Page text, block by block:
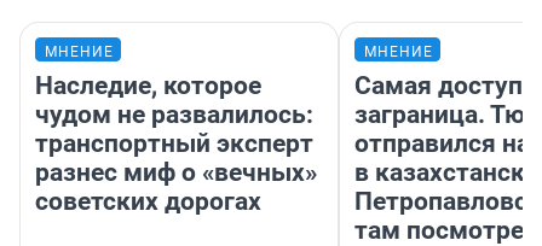
МНЕНИЕ
Наследие, которое
чудом не развалилось:
транспортный эксперт
разнес миф о «вечных»
советских дорогах
МНЕНИЕ
Самая
заграница.
отправился
в
там